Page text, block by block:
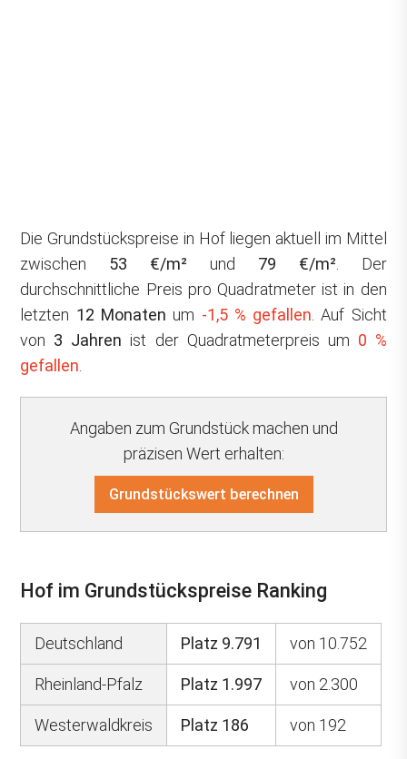
Die Grundstückspreise in Hof liegen aktuell im Mittel
zwischen 53 €/m² und 79 €/m² . Der
durchschnittliche Preis pro Quadratmeter ist in den
letzten 12 Monaten um -1,5 % gefallen . Auf Sicht
von 3 Jahren ist der Quadratmeterpreis um 0 %
gefallen
Angaben zum Grundstück machen und
präzisen Wert erhalten:
Grundstückswert berechnen
Hof im Grundstückspreise Ranking
Deutschland Platz 9.791 von 10.752
Rheinland-Pfalz Platz 1.997 von 2.300
Westerwaldkreis Platz 186 von 192